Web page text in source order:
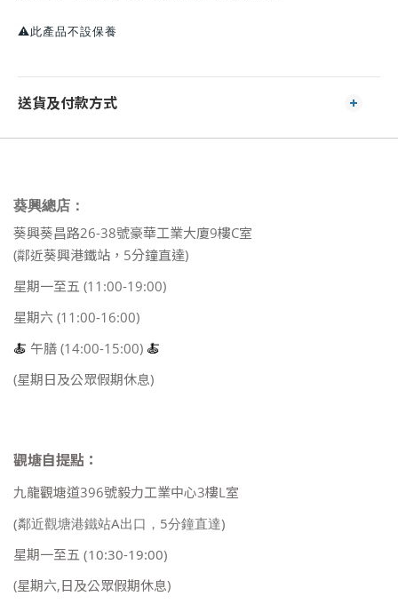
⚠️此產品不設保養
送貨及付款方式
葵興總店：
葵興葵昌路26-38號豪華工業大廈9樓C室
(鄰近葵興港鐵站，5分鐘直達)
星期一至五 (11:00-19:00)
星期六 (11:00-16:00)
🍝 午膳 (14:00-15:00) 🍝
(星期日及公眾假期休息)
觀塘自提點：
九龍觀塘道396號毅力工業中心3樓L室
(鄰近觀塘港鐵站A出口，5分鐘直達)
星期一至五 (10:30-19:00)
(星期六,日及公眾假期休息)